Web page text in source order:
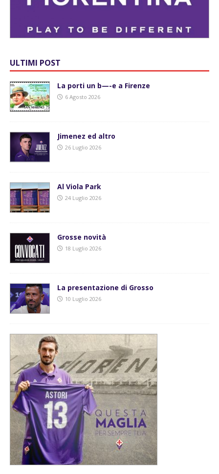
ULTIMI POST
La porti un b—-e a Firenze
6 Agosto 2026
Jimenez ed altro
26 Luglio 2026
Al Viola Park
24 Luglio 2026
Grosse novità
18 Luglio 2026
La presentazione di Grosso
10 Luglio 2026